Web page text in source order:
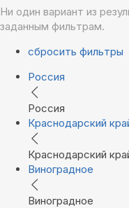
Ни один вариант из
заданным фильтрам.
сбросить фильтры
Россия
Россия
Краснодарский
Краснодарский
Виноградное
Виноградное